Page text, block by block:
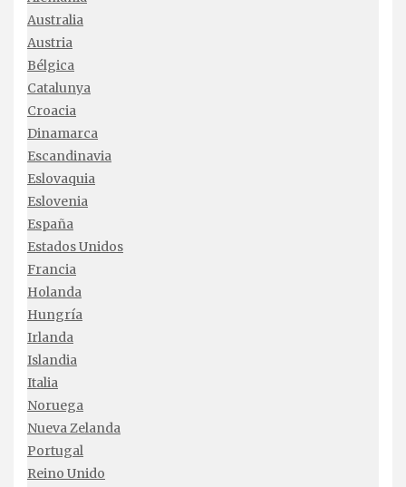
Australia
Austria
Bélgica
Catalunya
Croacia
Dinamarca
Escandinavia
Eslovaquia
Eslovenia
España
Estados Unidos
Francia
Holanda
Hungría
Irlanda
Islandia
Italia
Noruega
Nueva Zelanda
Portugal
Reino Unido